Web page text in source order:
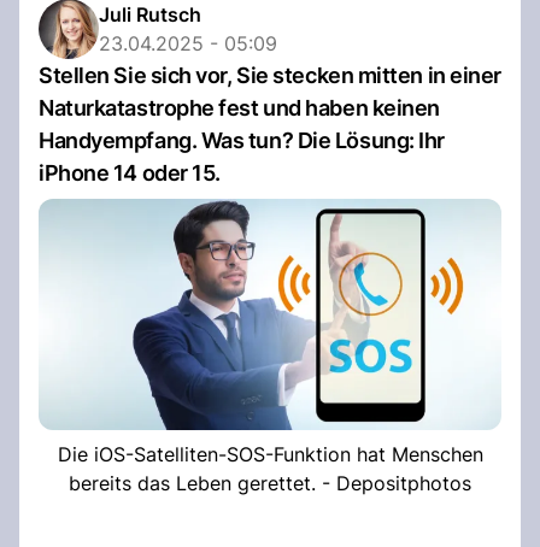
Juli Rutsch
23.04.2025 - 05:09
Stellen Sie sich vor, Sie stecken mitten in einer
Naturkatastrophe fest und haben keinen
Handyempfang. Was tun? Die Lösung: Ihr
iPhone 14 oder 15.
Die iOS-Satelliten-SOS-Funktion hat Menschen
bereits das Leben gerettet. - Depositphotos